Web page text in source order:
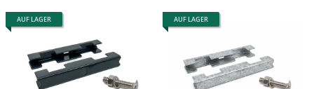
AUF LAGER AUF LAGER